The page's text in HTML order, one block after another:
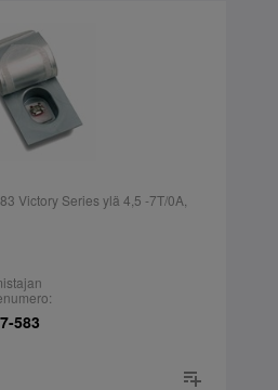
Victory Series ylä 4,5 -7T/0A,
583